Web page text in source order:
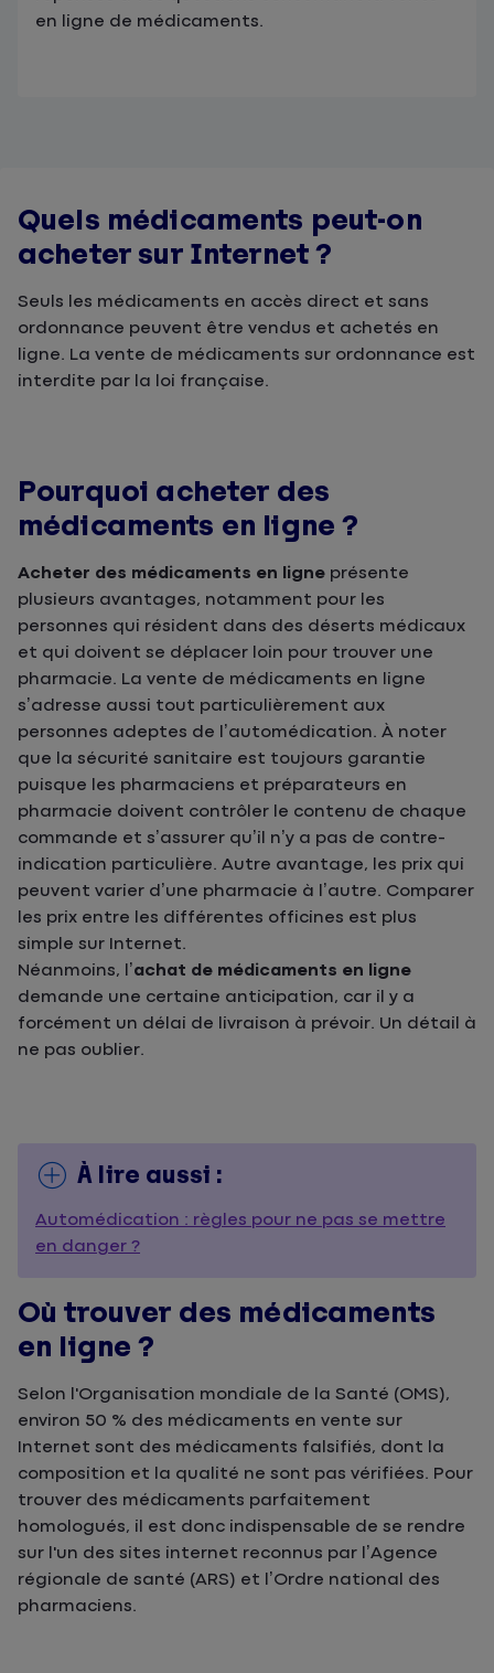
en ligne de médicaments.
Quels médicaments peut-on
acheter sur Internet ?
Seuls les médicaments en accès direct et sans
ordonnance peuvent être vendus et achetés en
ligne. La vente de médicaments sur ordonnance est
interdite par la loi française.
Pourquoi acheter des
médicaments en ligne ?
Acheter des médicaments en ligne présente
plusieurs avantages, notamment pour les
personnes qui résident dans des déserts médicaux
et qui doivent se déplacer loin pour trouver une
pharmacie. La vente de médicaments en ligne
s’adresse aussi tout particulièrement aux
personnes adeptes de l’automédication. À noter
que la sécurité sanitaire est toujours garantie
puisque les pharmaciens et préparateurs en
pharmacie doivent contrôler le contenu de chaque
commande et s’assurer qu’il n’y a pas de contre-
indication particulière. Autre avantage, les prix qui
peuvent varier d’une pharmacie à l’autre. Comparer
les prix entre les différentes officines est plus
simple sur Internet.
Néanmoins, l’achat de médicaments en ligne
demande une certaine anticipation, car il y a
forcément un délai de livraison à prévoir. Un détail à
ne pas oublier.
À lire aussi :
Automédication : règles pour ne pas se mettre
en danger ?
Où trouver des médicaments
en ligne ?
Selon l'Organisation mondiale de la Santé (OMS),
environ 50 % des médicaments en vente sur
Internet sont des médicaments falsifiés, dont la
composition et la qualité ne sont pas vérifiées. Pour
trouver des médicaments parfaitement
homologués, il est donc indispensable de se rendre
sur l'un des sites internet reconnus par l’Agence
régionale de santé (ARS) et l’Ordre national des
pharmaciens.